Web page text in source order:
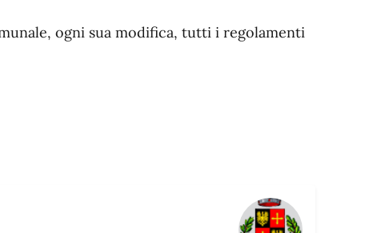
ogni sua modifica, tutti i regolamenti